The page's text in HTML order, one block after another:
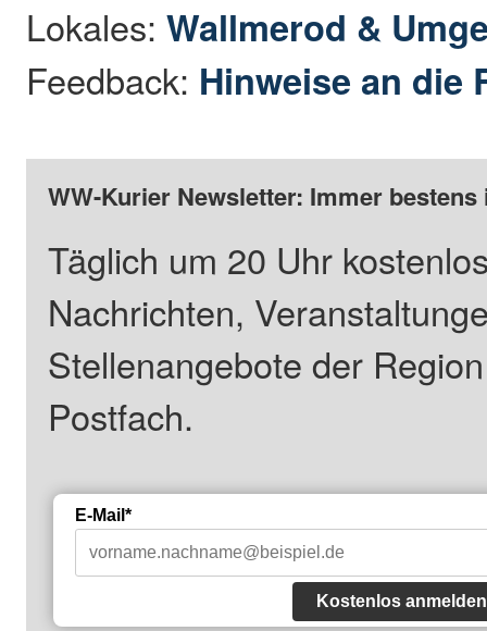
Lokales:Wallmerod &
Feedback: Hinweise an die
WW-Kurier Newsletter: Immer
Täglich um 20 Uhr
Nachrichten,
Stellenangebote der
Postfach.
E-Mail*
Kostenlos anmelden